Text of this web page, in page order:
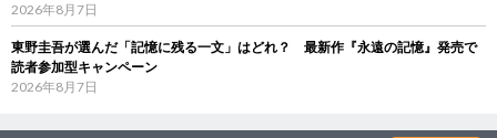
2026年8月7日
東野圭吾が選んだ「記憶に残る一文」はどれ？ 最新作『永遠の記憶』発売で
読者参加型キャンペーン
2026年8月7日